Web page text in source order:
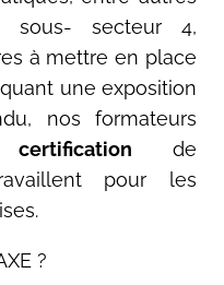
sous- secteur 4,
à mettre en place
une exposition
nos formateurs
certification de
pour les
?